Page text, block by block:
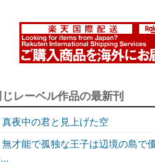
じレーベル作品の最新刊
真夜中の君と見上げた空
無才能で孤独な王子は辺境の島で